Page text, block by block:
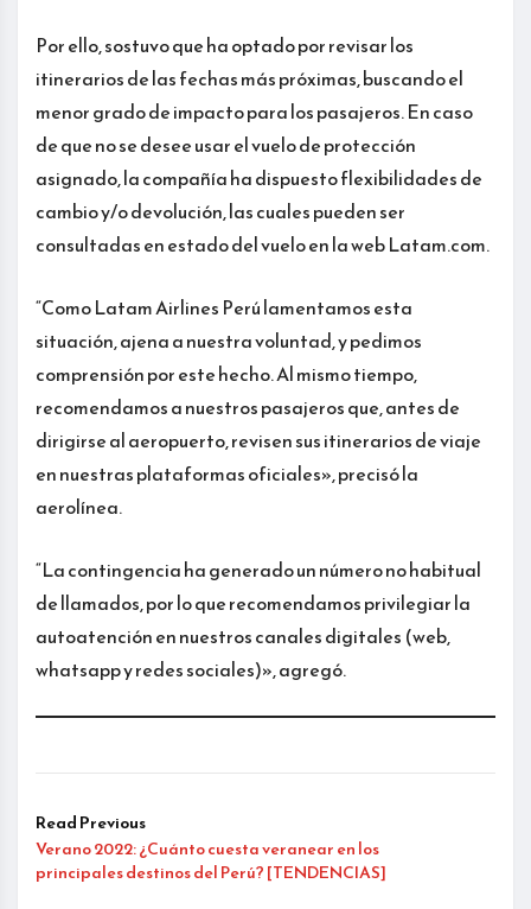
Por ello, sostuvo que ha optado por revisar los
itinerarios de las fechas más próximas, buscando el
menor grado de impacto para los pasajeros. En caso
de que no se desee usar el vuelo de protección
asignado, la compañía ha dispuesto flexibilidades de
cambio y/o devolución, las cuales pueden ser
consultadas en estado del vuelo en la web Latam.com.
“Como Latam Airlines Perú lamentamos esta
situación, ajena a nuestra voluntad, y pedimos
comprensión por este hecho. Al mismo tiempo,
recomendamos a nuestros pasajeros que, antes de
dirigirse al aeropuerto, revisen sus itinerarios de viaje
en nuestras plataformas oficiales», precisó la
aerolínea.
“La contingencia ha generado un número no habitual
de llamados, por lo que recomendamos privilegiar la
autoatención en nuestros canales digitales (web,
whatsapp y redes sociales)», agregó.
Read Previous
Verano 2022: ¿Cuánto cuesta veranear en los
principales destinos del Perú? [TENDENCIAS]